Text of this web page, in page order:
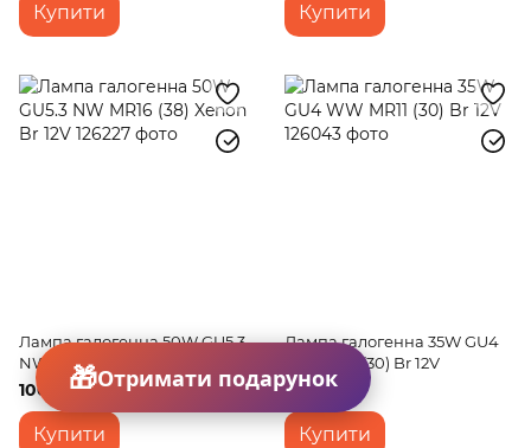
Купити Купити
Лампа галогенна 50W GU5.3
NW MR16 (38) Xenon Br 12V
100 грн
Купити
Лампа галогенна 35W GU4
WW MR11 (30) Br 12V
70 грн
Купити
Отримати подарунок